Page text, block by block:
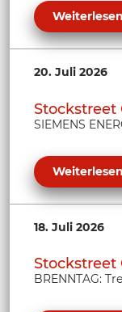
20. Juli 2026
Stockstreet
SIEMENS
18. Juli 2026
Stockstreet
BRENNTAG: